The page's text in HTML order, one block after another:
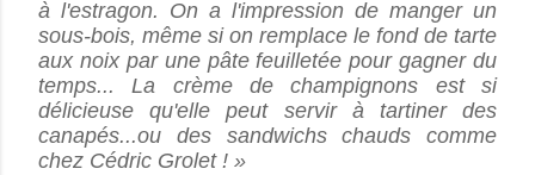
à l'estragon. On a l'impression de manger un
sous-bois, même si on remplace le fond de tarte
aux noix par une pâte feuilletée pour gagner du
temps... La crème de champignons est si
délicieuse qu'elle peut servir à tartiner des
canapés...ou des sandwichs chauds comme
chez Cédric Grolet ! »